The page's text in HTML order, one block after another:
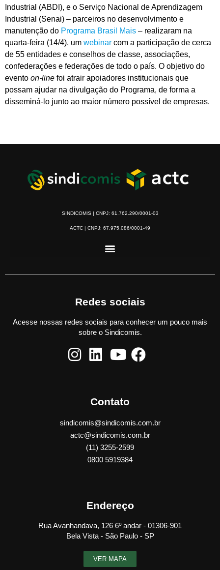
Industrial (ABDI), e o Serviço Nacional de Aprendizagem
Industrial (Senai) – parceiros no desenvolvimento e
manutenção do Programa Brasil Mais – realizaram na
quarta-feira (14/4), um webinar com a participação de cerca
de 55 entidades e conselhos de classe, associações,
confederações e federações de todo o país. O objetivo do
evento on-line foi atrair apoiadores institucionais que
possam ajudar na divulgação do Programa, de forma a
disseminá-lo junto ao maior número possível de empresas.
SINDICOMIS | CNPJ: 61.762.290/0001-03
ACTC | CNPJ: 67.975.086/0001-49
Redes sociais
Acesse nossas redes sociais para conhecer um pouco mais
sobre o Sindicomis.
Contato
sindicomis@sindicomis.com.br
actc@sindicomis.com.br
(11) 3255-2599
0800 5919384
Endereço
Rua Avanhandava, 126 6º andar - 01306-901
Bela Vista - São Paulo - SP
VER MAPA